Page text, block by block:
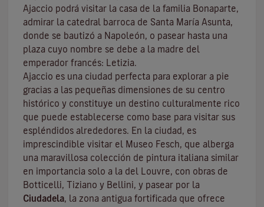
Ajaccio podrá visitar la casa de la familia Bonaparte,
admirar la catedral barroca de Santa María Asunta,
donde se bautizó a Napoleón, o pasear hasta una
plaza cuyo nombre se debe a la madre del
emperador francés: Letizia.
Ajaccio es una ciudad perfecta para explorar a pie
gracias a las pequeñas dimensiones de su centro
histórico y constituye un destino culturalmente rico
que puede establecerse como base para visitar sus
espléndidos alrededores. En la ciudad, es
imprescindible visitar el Museo Fesch, que alberga
una maravillosa colección de pintura italiana similar
en importancia solo a la del Louvre, con obras de
Botticelli, Tiziano y Bellini, y pasear por la
Ciudadela, la zona antigua fortificada que ofrece